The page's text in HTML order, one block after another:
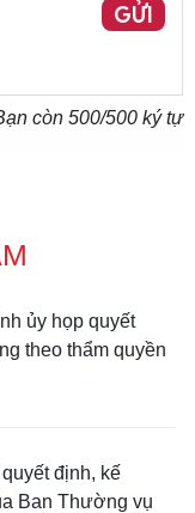
GỬI
còn 500/500 ký tự
ủy họp quyết
theo thẩm quyền
định, kế
Ban Thường vụ